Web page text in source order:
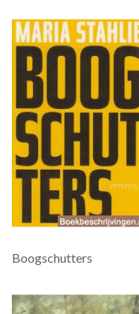
Boogschutters